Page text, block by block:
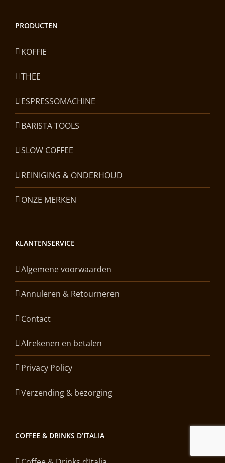
PRODUCTEN
KOFFIE
THEE
ESPRESSOMACHINE
BARISTA TOOLS
SLOW COFFEE
REINIGING & ONDERHOUD
ONZE MERKEN
KLANTENSERVICE
Algemene voorwaarden
Annuleren & Retourneren
Contact
Afrekenen en betalen
Privacy Policy
Verzending & bezorging
COFFEE & DRINKS D’ITALIA